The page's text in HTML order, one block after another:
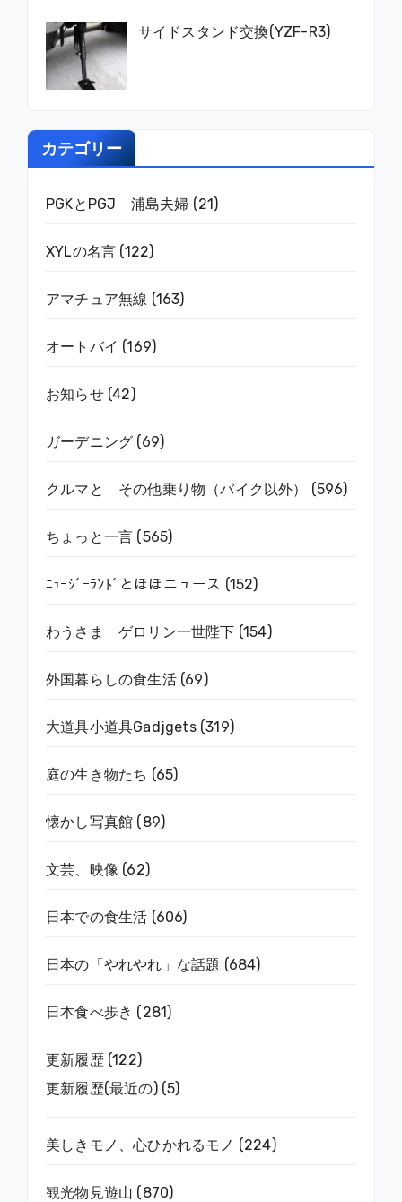
サイドスタンド交換(YZF-R3)
カテゴリー
PGKとPGJ 浦島夫婦 (21)
XYLの名言 (122)
アマチュア無線 (163)
オートバイ (169)
お知らせ(42)
ガーデニング (69)
クルマと その他乗り物（バイク以外） (596)
ちょっと一言 (565)
ﾆｭｰｼﾞｰﾗﾝﾄﾞとほほニュース (152)
わうさま ゲロリン一世陛下 (154)
外国暮らしの食生活(69)
大道具小道具Gadjgets(319)
庭の生き物たち (65)
懐かし写真館 (89)
文芸、映像 (62)
日本での食生活 (606)
日本の「やれやれ」な話題 (684)
日本食べ歩き (281)
更新履歴(122)
更新履歴(最近の)(5)
美しきモノ、心ひかれるモノ (224)
観光物見遊山 (870)